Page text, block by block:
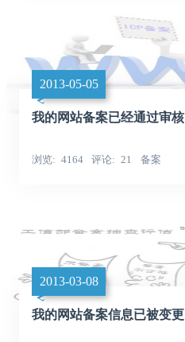
2013-05-05
我的网站备案已经通过审核
浏览 4164 评论 21 备案
2013-03-08
我的网站备案信息已被变更